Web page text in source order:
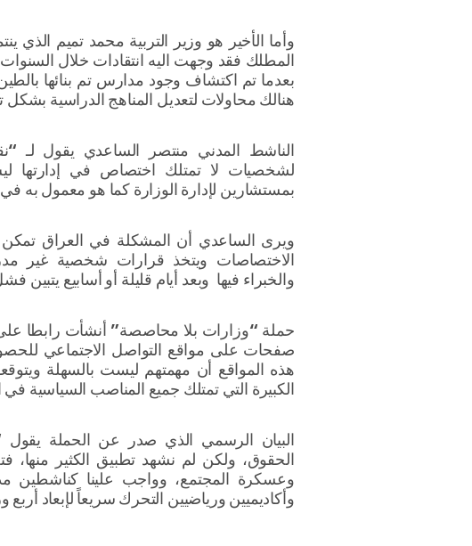
وأما الأخير هو وزير التربية محمد تميم الذي
المطلك فقد وجهت اليه انتقادات خلال
بعدما تم اكتشاف وجود مدارس تم بنائها
هنالك محاولات لتعديل المناهج الدراسية
الناشط المدني منتصر الساعدي يقول لـ
لشخصيات لا تمتلك اختصاص في إدارتها
بمستشارين لإدارة الوزارة كما هو معمول به
ويرى الساعدي أن المشكلة في العراق تمكن
الاختصاصات ويتخذ قرارات شخصية غير
والخبراء فيها وبعد أيام قليلة أو أسابيع يتبين
حملة “وزارات بلا محاصصة” أنشأت رابطا على
صفحات على مواقع التواصل الاجتماعي
هذه المواقع أن مهمتهم ليست بالسهلة
الكبيرة التي تمتلك جميع المناصب السياسية في
البيان الرسمي الذي صدر عن الحملة يقول
الحقوق، ولكن لم نشهد تطبيق الكثير منها،
وعسكرة المجتمع، وواجب علينا كناشطين
وأكاديميين ورياضيين التحرك سريعاً لإبعاد